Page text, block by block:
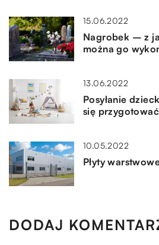
15.06.2022
Nagrobek – z
można go
13.06.2022
Posyłanie
się
10.05.2022
Płyty
DODAJ